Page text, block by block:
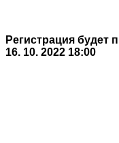
Регистрация будет
16. 10. 2022 18:00